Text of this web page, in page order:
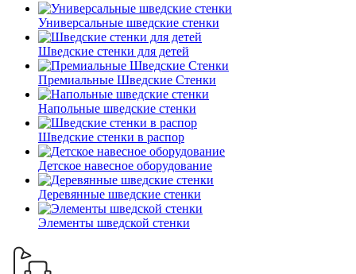
Универсальные шведские стенки
Шведские стенки для детей
Премиальные Шведские Стенки
Напольные шведские стенки
Шведские стенки в распор
Детское навесное оборудование
Деревянные шведские стенки
Элементы шведской стенки